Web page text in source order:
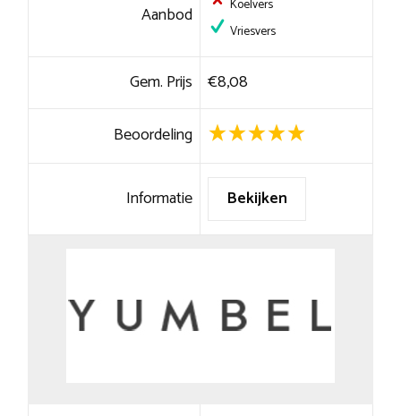
Aanbod
Koelvers
Vriesvers
Gem. Prijs €8,08
Beoordeling
Informatie Bekijken